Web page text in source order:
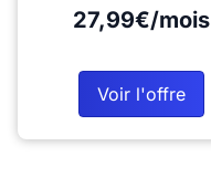
27,99€/mois
Voir l'offre